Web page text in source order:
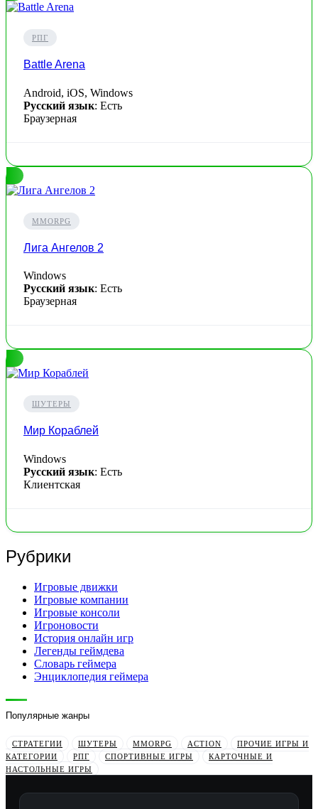
РПГ
Battle Arena
Android, iOS, Windows
Русский язык: Есть
Браузерная
MMORPG
Лига Ангелов 2
Windows
Русский язык: Есть
Браузерная
ШУТЕРЫ
Мир Кораблей
Windows
Русский язык: Есть
Клиентская
Рубрики
Игровые движки
Игровые компании
Игровые консоли
Игроновости
История онлайн игр
Легенды геймдева
Словарь геймера
Энциклопедия геймера
Популярные жанры
СТРАТЕГИИ ШУТЕРЫ MMORPG ACTION
ПРОЧИЕ ИГРЫ И
КАТЕГОРИИ
РПГ СПОРТИВНЫЕ ИГРЫ
КАРТОЧНЫЕ И
НАСТОЛЬНЫЕ ИГРЫ